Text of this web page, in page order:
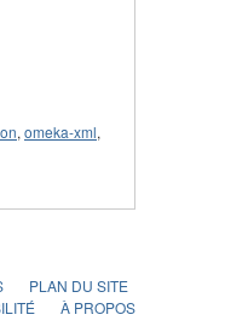
, omeka-xml,
PLAN DU SITE
À PROPOS